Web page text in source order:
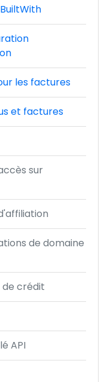
les factures
et factures
sur
de domaine
crédit
API